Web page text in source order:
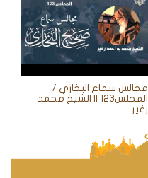
مجالس سماع البخاري /
المجلس123 || الشيخ محمد
زغير